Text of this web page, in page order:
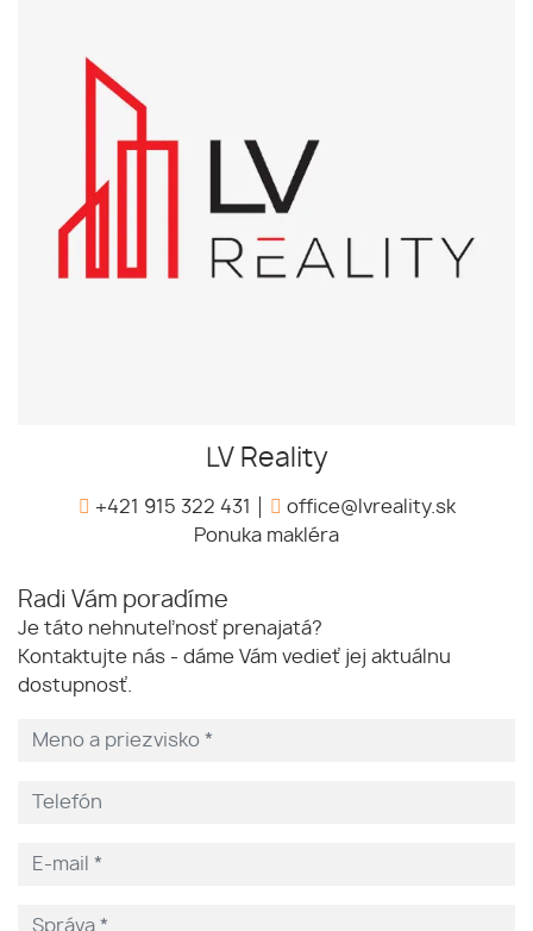
LV Reality
+421 915 322 431
office@lvreality.sk
Ponuka makléra
Radi Vám poradíme
Je táto nehnuteľnosť prenajatá?
Kontaktujte nás - dáme Vám vedieť jej aktuálnu
dostupnosť.